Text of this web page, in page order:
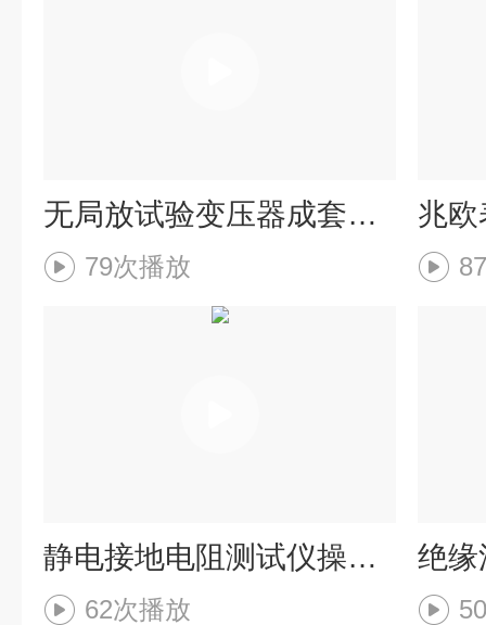
无局放试验变压器成套装置调试
79次播放
兆
静电接地电阻测试仪操作方法
62次播放